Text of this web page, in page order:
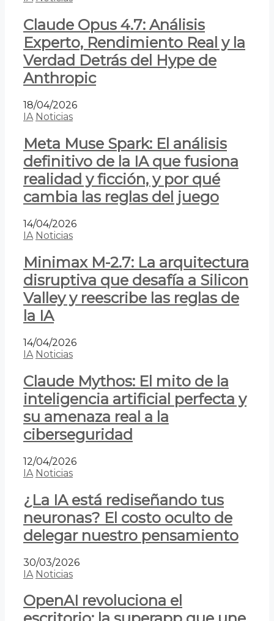
Claude Opus 4.7: Análisis
Experto, Rendimiento Real y la
Verdad Detrás del Hype de
Anthropic
18/04/2026
IA Noticias
Meta Muse Spark: El análisis
definitivo de la IA que fusiona
realidad y ficción, y por qué
cambia las reglas del juego
14/04/2026
IA Noticias
Minimax M-2.7: La arquitectura
disruptiva que desafía a Silicon
Valley y reescribe las reglas de
la IA
14/04/2026
IA Noticias
Claude Mythos: El mito de la
inteligencia artificial perfecta y
su amenaza real a la
ciberseguridad
12/04/2026
IA Noticias
¿La IA está rediseñando tus
neuronas? El costo oculto de
delegar nuestro pensamiento
30/03/2026
IA Noticias
OpenAI revoluciona el